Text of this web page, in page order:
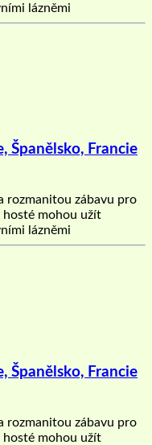
lázněmi
Španělsko, Francie
rozmanitou zábavu pro
hosté mohou užít
lázněmi
Španělsko, Francie
rozmanitou zábavu pro
hosté mohou užít